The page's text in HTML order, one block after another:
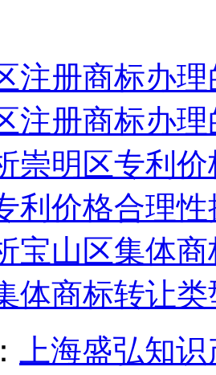
注册商标办
注册商标办
崇明区专利
利价格合理性
宝山区集体
体商标转让
上海盛弘知